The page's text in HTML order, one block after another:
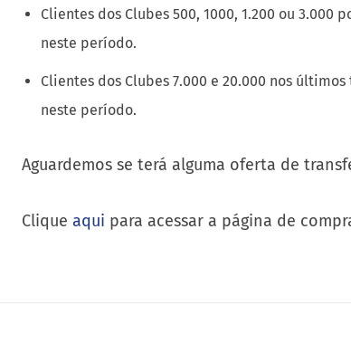
Clientes dos Clubes 500, 1000, 1.200 ou
neste período.
Clientes dos Clubes 7.000 e 20.000 nos
neste período.
Aguardemos se terá alguma oferta de
Clique aqui para acessar a página de